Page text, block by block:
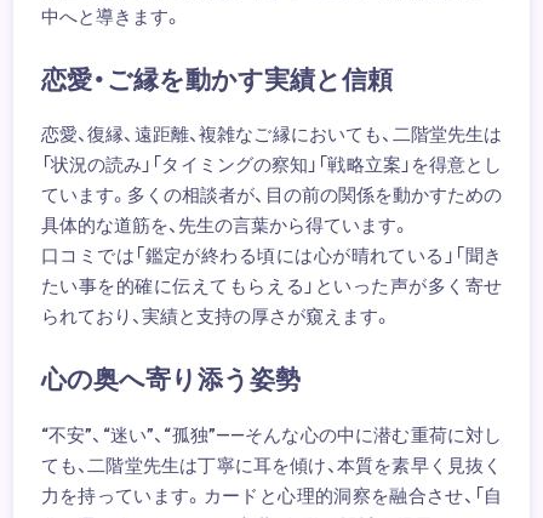
中へと導きます。
恋愛・ご縁を動かす実績と信頼
恋愛、復縁、遠距離、複雑なご縁においても、二階堂先生は
「状況の読み」「タイミングの察知」「戦略立案」を得意とし
ています。多くの相談者が、目の前の関係を動かすための
具体的な道筋を、先生の言葉から得ています。
口コミでは「鑑定が終わる頃には心が晴れている」「聞き
たい事を的確に伝えてもらえる」といった声が多く寄せ
られており、実績と支持の厚さが窺えます。
心の奥へ寄り添う姿勢
“不安”、“迷い”、“孤独”――そんな心の中に潜む重荷に対し
ても、二階堂先生は丁寧に耳を傾け、本質を素早く見抜く
力を持っています。カードと心理的洞察を融合させ、「自